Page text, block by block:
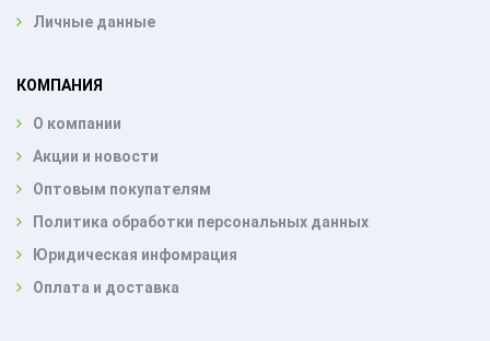
Личные данные
КОМПАНИЯ
О компании
Акции и новости
Оптовым покупателям
Политика обработки персональных данных
Юридическая инфомрация
Оплата и доставка